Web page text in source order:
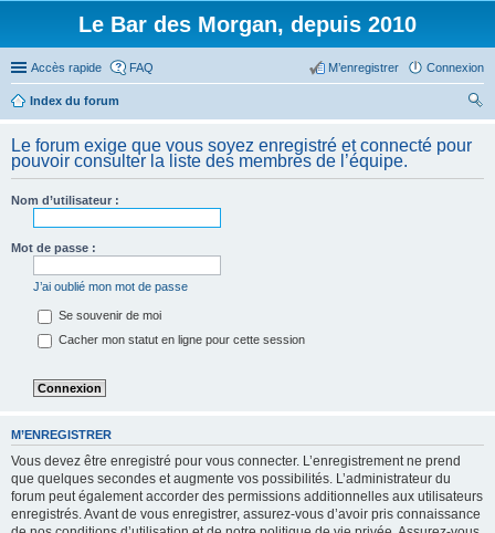
Le Bar des Morgan, depuis 2010
Accès rapide FAQ Connexion
M’enregistrer
Index du forum
her
ch
Le forum exige que vous soyez enregistré et connecté pour
pouvoir consulter la liste des membres de l’équipe.
Nom d’utilisateur :
Mot de passe :
J’ai oublié mon mot de passe
Se souvenir de moi
Cacher mon statut en ligne pour cette session
M’ENREGISTRER
Vous devez être enregistré pour vous connecter. L’enregistrement ne prend
que quelques secondes et augmente vos possibilités. L’administrateur du
forum peut également accorder des permissions additionnelles aux utilisateurs
enregistrés. Avant de vous enregistrer, assurez-vous d’avoir pris connaissance